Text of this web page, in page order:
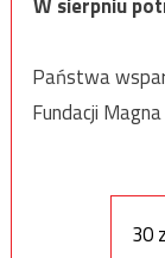
W sierpniu
Państwa
Fundacji
30